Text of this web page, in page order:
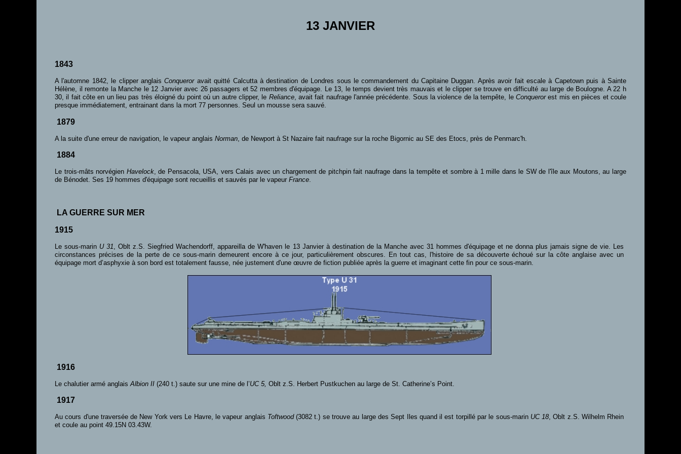
13 JANVIER
1843
A l'automne 1842, le clipper anglaisConqueror avait quitté Calcutta à destination de Londres sous le commandement du Capitaine Duggan. Après avoir fait escale à Capetown puis à Sainte
Hélène, il remonte la Manche le 12 Janvier avec 26 passagers et 52 membres d'équipage. Le 13, le temps devient très mauvais et le clipper se trouve en difficulté au large de Boulogne. A 22 h
30, il fait côte en un lieu pas très éloigné du point où un autre clipper, le Reliance, avait fait naufrage l'année précédente. Sous la violence de la tempête, leConquerorest mis en pièces et coule
presque immédiatement, entrainant dans la mort 77 personnes. Seul un mousse sera sauvé.
1879
A la suite d'une erreur de navigation, le vapeur anglais Norman, de Newport à St Nazaire fait naufrage sur la roche Bigornic au SE des Etocs, près de Penmarc'h.
1884
Le trois-mâts norvégien Havelock, de Pensacola, USA, vers Calais avec un chargement de pitchpin fait naufrage dans la tempête et sombre à 1 mille dans le SW de l'île aux Moutons, au large
de Bénodet. Ses 19 hommes d'équipage sont recueillis et sauvés par le vapeur France.
LA GUERRE SUR MER
1915
Le sous-marin U 31, Oblt z.S. Siegfried Wachendorff, appareilla de W'haven le 13 Janvier à destination de la Manche avec 31 hommes d'équipage et ne donna plus jamais signe de vie. Les
circonstances précises de la perte de ce sous-marin demeurent encore à ce jour, particulièrement obscures. En tout cas, l'histoire de sa découverte échoué sur la côte anglaise avec un
équipage mort d’asphyxie à son bord est totalement fausse, née justement d'une œuvre de fiction publiée après la guerre et imaginant cette fin pour ce sous-marin.
1916
Le chalutier armé anglaisAlbion II (240 t.) saute sur une mine de l’UC 5, Oblt z.S. Herbert Pustkuchen au large de St. Catherine’s Point.
1917
Au cours d'une traversée de New York vers Le Havre, le vapeur anglais Toftwood(3082 t.) se trouve au large des Sept Iles quand il est torpillé par le sous-marinUC 18, Oblt z.S. Wilhelm Rhein
et coule au point 49.15N 03.43W.